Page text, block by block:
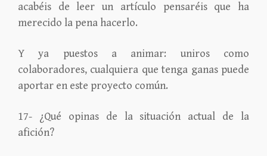
acabéis de leer un artículo pensaréis que ha
merecido la pena hacerlo.
Y ya puestos a animar: uniros como
colaboradores, cualquiera que tenga ganas puede
aportar en este proyecto común.
17- ¿Qué opinas de la situación actual de la
afición?